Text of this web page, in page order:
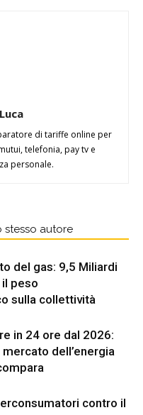
di tariffe online per
telefonia, pay tv e
personale.
stesso autore
del gas: 9,5 Miliardi
il peso
sulla collettività
in 24 ore dal 2026:
dell’energia
contro il